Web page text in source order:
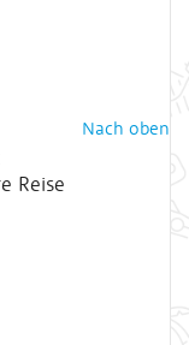
Nach oben
Reise